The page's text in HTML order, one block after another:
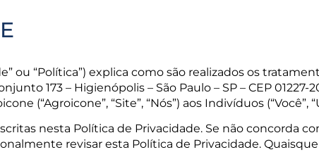
ou “Política”) explica como são realizados os
173 – Higienópolis – São Paulo – SP – CEP
(“Agroicone”, “Site”, “Nós”) aos Indivíduos (“Você”,
nesta Política de Privacidade. Se não concorda
revisar esta Política de Privacidade.